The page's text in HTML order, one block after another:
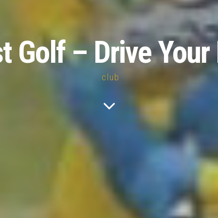
Golf – Drive Your
.club